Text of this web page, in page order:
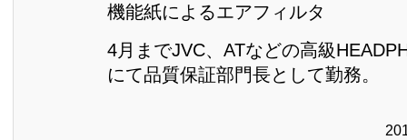
機能紙によるエアフィルタ
4月までJVC、ATなどの高級
にて品質保証部門長として勤務。